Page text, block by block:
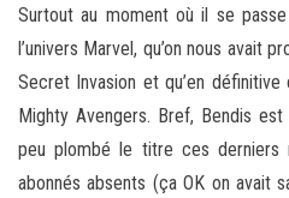
Surtout au moment où il se
l’univers Marvel, qu’on nous avait
Secret Invasion et qu’en
Mighty Avengers. Bref, Bendis
peu plombé le titre ces derniers
abonnés absents (ça OK on avait